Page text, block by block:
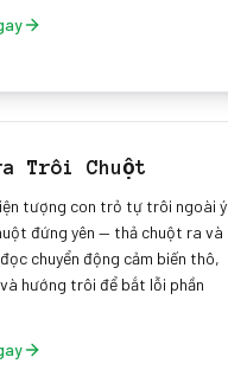
Trôi Chuột
tượng con trỏ tự trôi ngoài ý
đứng yên — thả chuột ra và
chuyển động cảm biến thô,
hướng trôi để bắt lỗi phần